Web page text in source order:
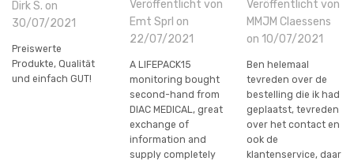
Dirk S. on
30/07/2021
Preiswerte
Produkte, Qualität
und einfach GUT!
Veröffentlicht von
Emt Sprl on
22/07/2021
A LIFEPACK15
monitoring bought
second-hand from
DIAC MEDICAL, great
exchange of
information and
supply completely
Veröffentlicht von
MMJM Claessens
on 10/07/2021
Ben helemaal
tevreden over de
bestelling die ik had
geplaatst, tevreden
over het contact en
ook de
klantenservice, daar